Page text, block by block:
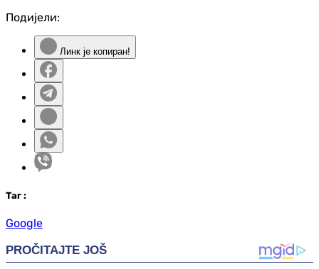
Подијели:
Линк је копиран!
Таг :
Google